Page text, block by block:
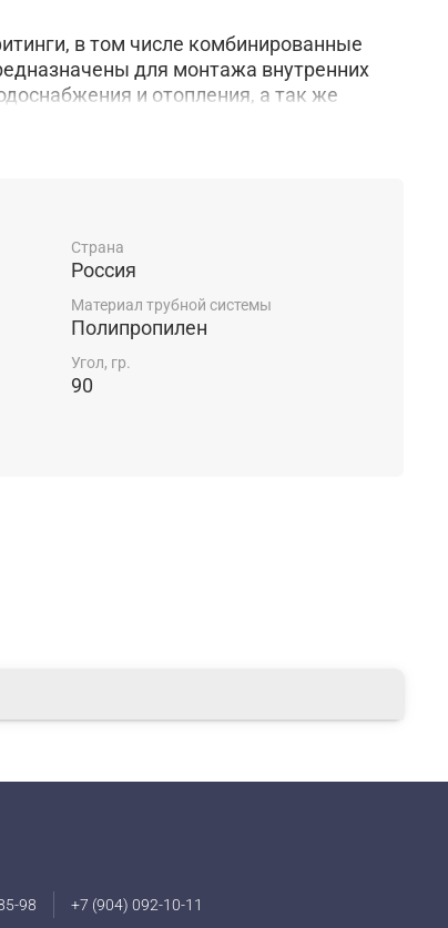
в том числе комбинированные
для монтажа внутренних
и отопления, а так же
трубопроводах, транспортирующих
к материалам трубы и фитингов.
Страна
Россия
Материал трубной системы
Полипропилен
Угол, гр.
90
98 +7 (904) 092-10-11